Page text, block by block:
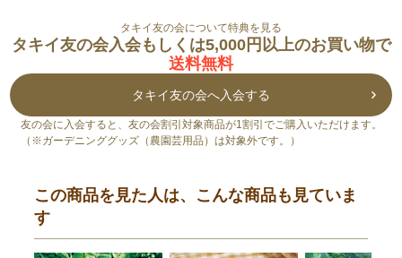
タキイ友の会について特典を見る
タキイ友の会入会もしくは5,000円以上のお買い物で
送料無料
タキイ友の会へ入会する
友の会に入会すると、友の会割引対象商品が1割引でご購入いただけます。
（※ガーデニンググッズ（農園芸用品）は対象外です。）
この商品を見た人は、こんな商品も見ていま
す